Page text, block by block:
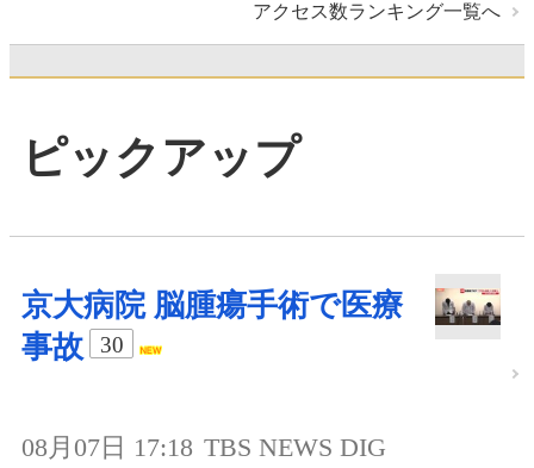
アクセス数ランキング一覧へ
ピックアップ
京大病院 脳腫瘍手術で医療
事故
30
08月07日 17:18 TBS NEWS DIG